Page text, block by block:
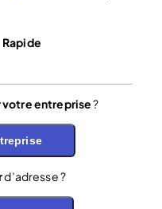
Rapide
votre entreprise?
d’adresse ?